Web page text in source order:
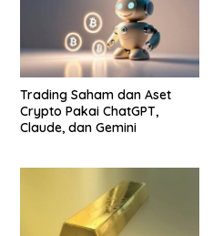
Trading Saham dan Aset
Crypto Pakai ChatGPT,
Claude, dan Gemini